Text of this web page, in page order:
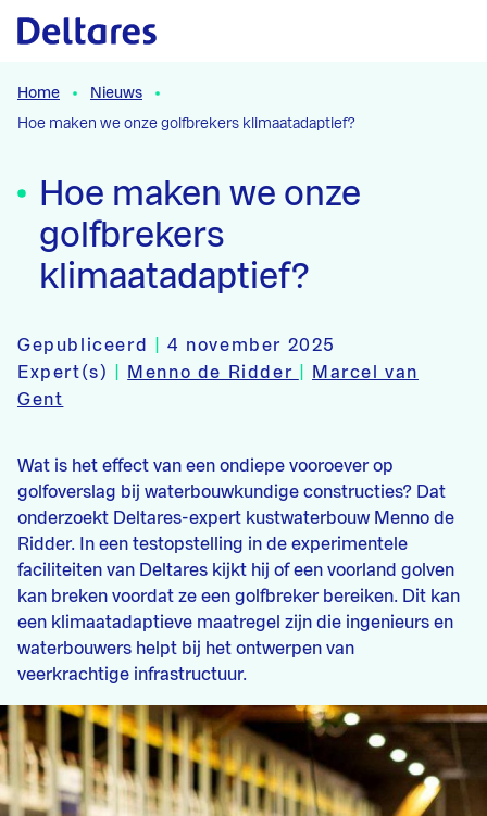
Naar hoofdcontent
Home
Nieuws
Hoe maken we onze golfbrekers klimaatadaptief?
Hoe maken we onze
golfbrekers
klimaatadaptief?
Gepubliceerd |4 november 2025
Expert(s)
Menno de Ridder
Marcel van
Gent
Wat is het effect van een ondiepe vooroever op
golfoverslag bij waterbouwkundige constructies? Dat
onderzoekt Deltares-expert kustwaterbouw Menno de
Ridder. In een testopstelling in de experimentele
faciliteiten van Deltares kijkt hij of een voorland golven
kan breken voordat ze een golfbreker bereiken. Dit kan
een klimaatadaptieve maatregel zijn die ingenieurs en
waterbouwers helpt bij het ontwerpen van
veerkrachtige infrastructuur.